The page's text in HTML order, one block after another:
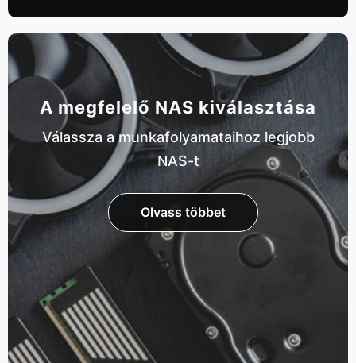
A megfelelő NAS kiválasztása
Válassza a munkafolyamataihoz legjobb
NAS-t
Olvass többet